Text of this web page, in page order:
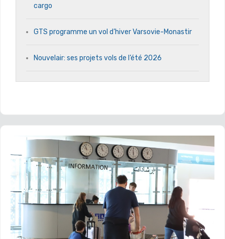
cargo
GTS programme un vol d’hiver Varsovie-Monastir
Nouvelair: ses projets vols de l’été 2026